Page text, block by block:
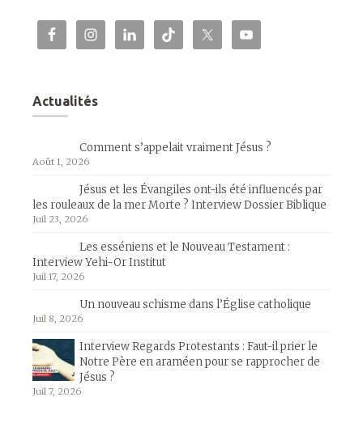
Actualités
Comment s’appelait vraiment Jésus ?
Août 1, 2026
Jésus et les Évangiles ont-ils été influencés par
les rouleaux de la mer Morte ? Interview Dossier Biblique
Juil 23, 2026
Les esséniens et le Nouveau Testament :
Interview Yehi-Or Institut
Juil 17, 2026
Un nouveau schisme dans l’Église catholique
Juil 8, 2026
Interview Regards Protestants : Faut-il prier le
Notre Père en araméen pour se rapprocher de
Jésus ?
Juil 7, 2026